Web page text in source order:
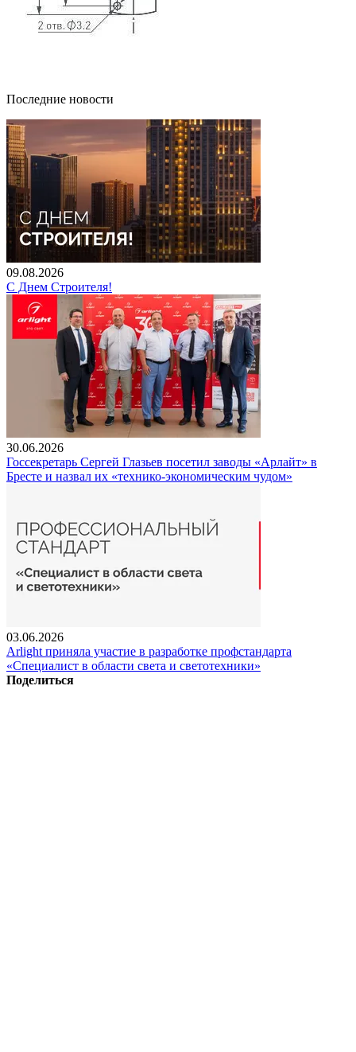
Последние новости
09.08.2026
С Днем Строителя!
30.06.2026
Госсекретарь Сергей Глазьев посетил заводы «Арлайт» в
Бресте и назвал их «технико-экономическим чудом»
03.06.2026
Arlight приняла участие в разработке профстандарта
«Специалист в области света и светотехники»
Поделиться